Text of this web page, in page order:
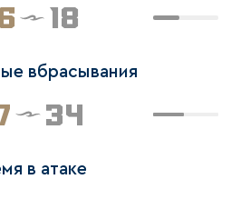
18
вбрасывания
34
в атаке